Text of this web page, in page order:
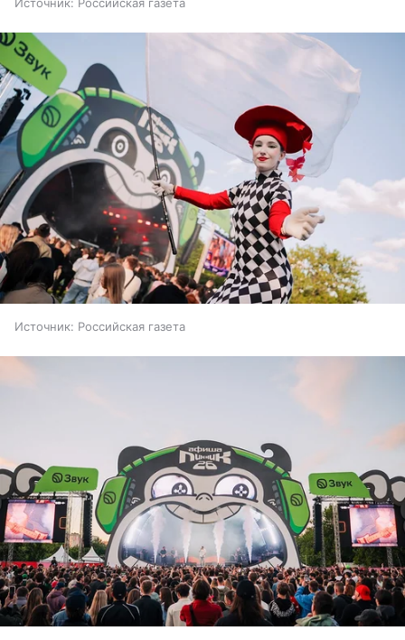
Источник: Российская газета
Источник: Российская газета